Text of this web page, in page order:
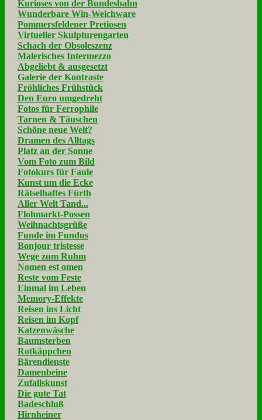
Kurioses von der Bundesbahn
Wunderbare Win-Weichware
Pommersfeldener Pretiosen
Virtueller Skulpturengarten
Schach der Obsoleszenz
Malerisches Intermezzo
Abgeliebt & ausgesetzt
Galerie der Kontraste
Fröhliches Frühstück
Den Euro umgedreht
Fotos für Ferrophile
Tarnen & Täuschen
Schöne neue Welt?
Dramen des Alltags
Platz an der Sonne
Vom Foto zum Bild
Fotokurs für Faule
Kunst um die Ecke
Rätselhaftes Fürth
Aller Welt Tand...
Flohmarkt-Possen
Weihnachtsgrüße
Funde im Fundus
Bonjour tristesse
Wege zum Ruhm
Nomen est omen
Reste vom Feste
Einmal im Leben
Memory-Effekte
Reisen ins Licht
Reisen im Kopf
Katzenwäsche
Baumsterben
Rotkäppchen
Bärendienste
Damenbeine
Zufallskunst
Die gute Tat
Badeschluß
Hirnheiner